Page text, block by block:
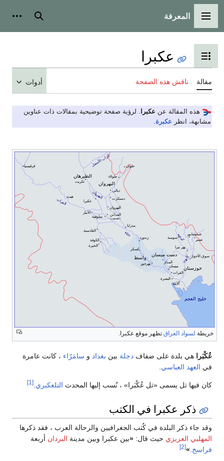
القائمة الرئيسية
المعرفة بحث
تبديل عرض جدول المحتويات
عكبرا
مقالة ناقش هذه الصفحة أدوات
هذه المقالة عن عكبرا . لرؤية صفحة توضيحية بمقالات ذات عناوين
مشابهة، انظر عكبرة.
خريطة لسواد العراق تظهر موقع عكبرا.
عُكْبَرا هي بلدة على ضفاف دجلة بين بغداد و سامَرّاء ، كانت عامرة
في العهد العباسي.
كان فيها تل يسمى «تل عُكْبَرا» ، نُسب إليها المحدث التلعكبري.
[1]
ذكر عكبرا في الكتب
وقد جاء ذكر البلدة في كُتب الجغرافيين والرحالة العرب ، فقد ذكرها
المهلبي العزيزي حيث قال: «بين عكبرا وبين مدينة البردان أربعة
فراسخ »
[2]